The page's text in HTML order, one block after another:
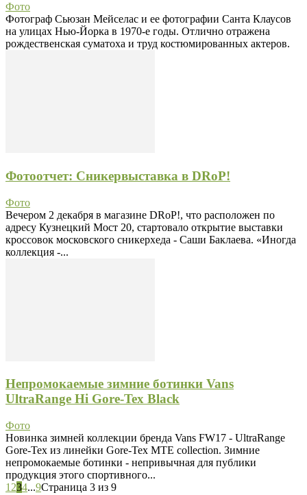
Фото
Фотограф Сьюзан Мейселас и ее фотографии Санта Клаусов
на улицах Нью-Йорка в 1970-е годы. Отлично отражена
рождественская суматоха и труд костюмированных актеров.
Фотоотчет: Сникервыставка в DRoP!
Фото
Вечером 2 декабря в магазине DRoP!, что расположен по
адресу Кузнецкий Мост 20, стартовало открытие выставки
кроссовок московского сникерхеда - Саши Баклаева. «Иногда
коллекция -...
Непромокаемые зимние ботинки Vans
UltraRange Hi Gore-Tex Black
Фото
Новинка зимней коллекции бренда Vans FW17 - UltraRange
Gore-Tex из линейки Gore-Tex MTE collection. Зимние
непромокаемые ботинки - непривычная для публики
продукция этого спортивного...
1 234...9Страница 3 из 9